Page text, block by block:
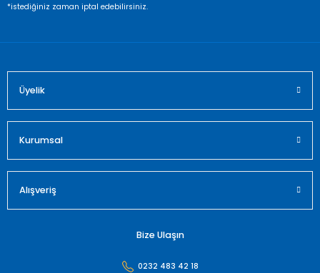
*istediğiniz zaman iptal edebilirsiniz.
Üyelik
Kurumsal
Alışveriş
Bize Ulaşın
0232 483 42 18